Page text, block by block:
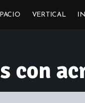
VERTICAL
con